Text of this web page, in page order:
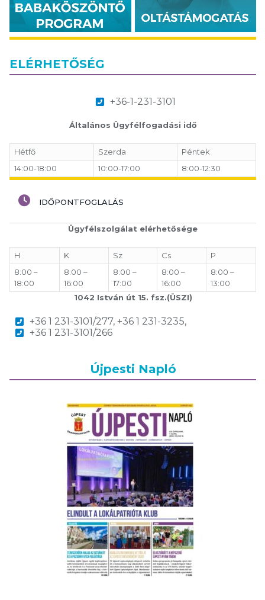
ELÉRHETŐSÉG
+36-1-231-3101
Általános Ügyfélfogadási idő
Hétfő Szerda
Péntek
14:00-18:00
10:00-17:00 8:00-12:30
IDŐPONTFOGLALÁS
Ügyfélszolgálat elérhetősége
H K Sz Cs
P
8:00 –
18:00
8:00 –
16:00
8:00 –
17:00
8:00 –
16:00
8:00 –
13:00
1042 István út 15. fsz.(ÜSZI)
+36 1 231-3101/277, +36 1 231-3235,
+36 1 231-3101/266
Újpesti Napló